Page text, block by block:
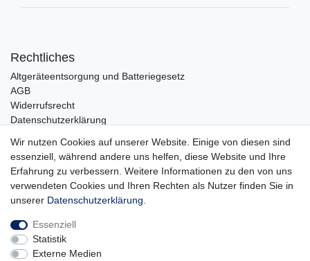
Rechtliches
Altgeräteentsorgung und Batteriegesetz
AGB
Widerrufsrecht
Datenschutzerklärung
Impressum
Service
Zahlungsarten
Lieferung und Abholung
Unternehmen
Über uns
Wir nutzen Cookies auf unserer Website. Einige von diesen sind
essenziell, während andere uns helfen, diese Website und Ihre
Erfahrung zu verbessern. Weitere Informationen zu den von uns
verwendeten Cookies und Ihren Rechten als Nutzer finden Sie in
unserer Daten­schutz­erklärung
Essenziell
Statistik
Externe Medien